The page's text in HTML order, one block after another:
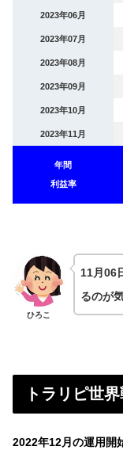
2023年06月
2023年07月
2023年08月
2023年09月
2023年10月
2023年11月
年間
利益率
ひろこ
11月06
るのが
トラリピ世
2022年12月の運用開